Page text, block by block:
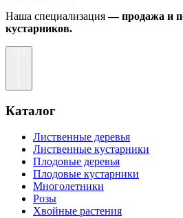
Наша специализация— продажа и
кустарников.
Каталог
Лиственные деревья
Лиственные кустарники
Плодовые деревья
Плодовые кустарники
Многолетники
Розы
Хвойные растения